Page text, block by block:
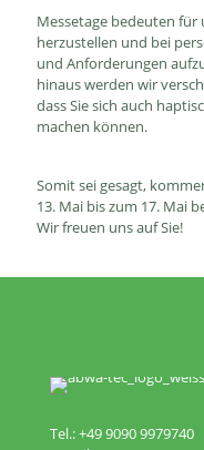
Messetage bedeuten
herzustellen und bei
und Anforderungen
hinaus werden wir
dass Sie sich auch
machen können.
Somit sei gesagt,
13. Mai bis zum 17. Mai
Wir freuen uns auf Sie!
Tel.: +49 9090 9979740